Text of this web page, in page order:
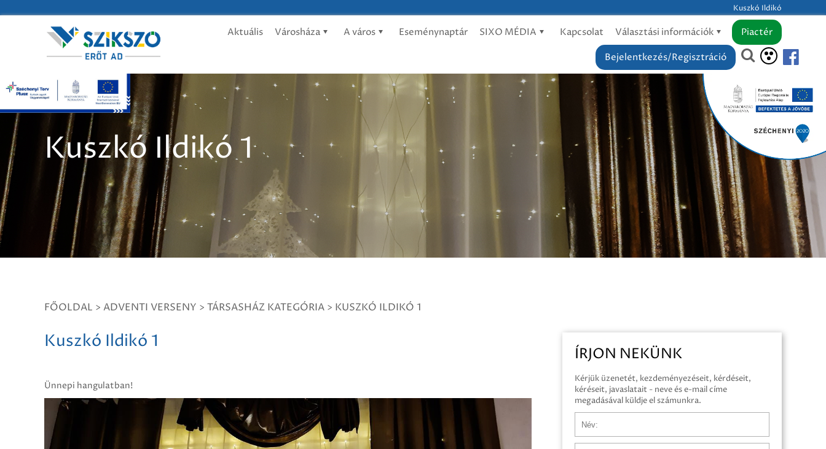
Kuszkó Ildikó
Aktuális Városháza A város Eseménynaptár SIXO MÉDIA Kapcsolat Választási információk
Piactér
Bejelentkezés/Regisztráció
Kuszkó Ildikó 1
FŐOLDAL > ADVENTI VERSENY > TÁRSASHÁZ KATEGÓRIA > KUSZKÓ ILDIKÓ 1
Kuszkó Ildikó 1
Ünnepi hangulatban!
ÍRJON NEKÜNK
Kérjük üzenetét, kezdeményezéseit, kérdéseit,
kéréseit, javaslatait - neve és e-mail címe
megadásával küldje el számunkra.